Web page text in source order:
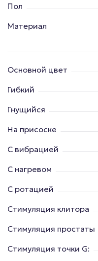
Пол
Материал
Основной цвет
Гибкий
Гнущийся
На присоске
С вибрацией
С нагревом
С ротацией
Стимуляция клитора
Стимуляция простаты
Стимуляция точки G: